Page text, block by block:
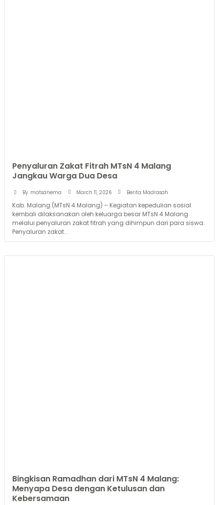
Penyaluran Zakat Fitrah MTsN 4 Malang
Jangkau Warga Dua Desa
By matsanema March 11, 2026 Berita Madrasah
Kab. Malang (MTsN 4 Malang) – Kegiatan kepedulian sosial
kembali dilaksanakan oleh keluarga besar MTsN 4 Malang
melalui penyaluran zakat fitrah yang dihimpun dari para siswa.
Penyaluran zakat...
Bingkisan Ramadhan dari MTsN 4 Malang:
Menyapa Desa dengan Ketulusan dan
Kebersamaan